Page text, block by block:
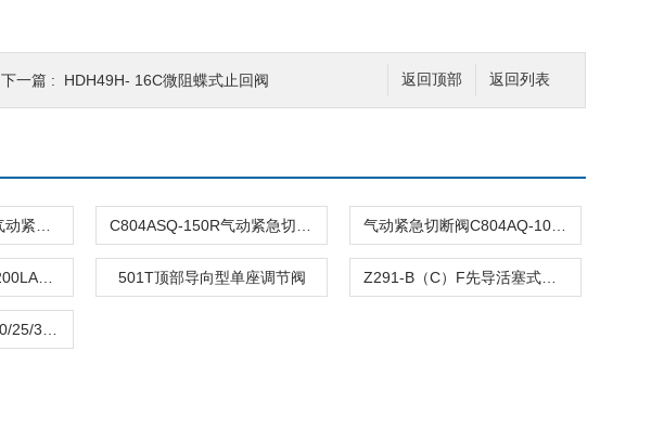
返回列表
返回顶部
下一篇 : HDH49H- 16C微阻蝶式止回阀
501T顶部导向型单座调节阀